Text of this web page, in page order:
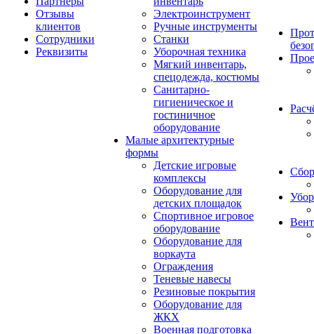
Отзывы
клиентов
Сотрудники
Реквизиты
Электроинструмент
Ручные инструменты
Станки
Уборочная техника
Мягкий инвентарь,
спецодежда, костюмы
Санитарно-
гигиеническое и
гостиничное
оборудование
Малые архитектурные
формы
Детские игровые
комплексы
Оборудование для
детских площадок
Спортивное игровое
оборудование
Оборудование для
воркаута
Ограждения
Теневые навесы
Резиновые покрытия
Оборудование для
ЖКХ
Военная подготовка